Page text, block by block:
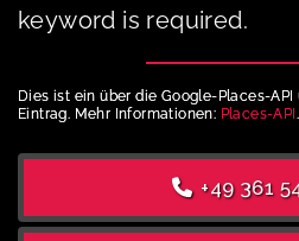
keyword is required.
Dies ist ein über die Google-Places-
Eintrag. Mehr Informationen: Places-API.
+49 361